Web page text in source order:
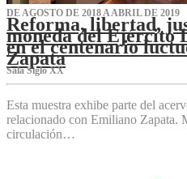
DE AGOSTO DE 2018 A ABRIL DE 2019
Reforma, libertad,
moneda del Ejército
en el centenario
Zapata
Sala Siglo XX
Esta muestra exhibe parte del
relacionado con Emiliano Zapata.
circulación…